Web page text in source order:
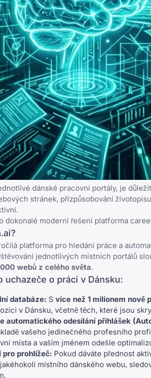
dánské pracovní portály, je
stránek, přizpůsobování
dokonalé moderní řešení platforma
platforma pro hledání práce a
jednotlivých místních portálů
webů z celého světa.
uchazeče o práci v Dánsku:
databáze: S více než 1 milionem nově
v Dánsku, včetně těch, které jsou
automatického odesílání přihlášek
vašeho jedinečného profesního
místa a vaším jménem odešle
prohlížeč: Pokud dáváte přednost
místního dánského webu,